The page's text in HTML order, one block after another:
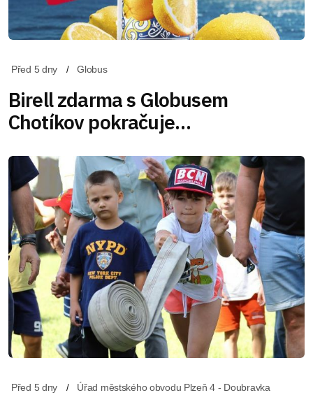
Před 5 dny Globus
Birell zdarma s Globusem
Chotíkov pokračuje…
Před 5 dny Úřad městského obvodu Plzeň 4 - Doubravka